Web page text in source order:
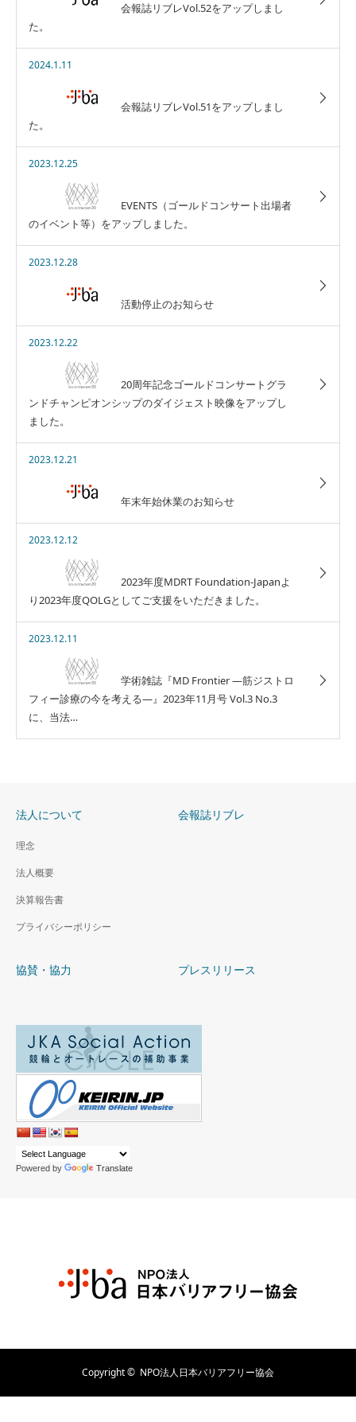
会報誌リブレVol.52をアップしまし
た。
2024.1.11
会報誌リブレVol.51をアップしまし
た。
2023.12.25
EVENTS（ゴールドコンサート出場者
のイベント等）をアップしました。
2023.12.28
活動停止のお知らせ
2023.12.22
20周年記念ゴールドコンサートグラ
ンドチャンピオンシップのダイジェスト映像をアップし
ました。
2023.12.21
年末年始休業のお知らせ
2023.12.12
2023年度MDRT Foundation-Japanよ
り2023年度QOLGとしてご支援をいただきました。
2023.12.11
学術雑誌『MD Frontier ―筋ジストロ
フィー診療の今を考える―』2023年11月号 Vol.3 No.3
に、当法…
法人について
理念
法人概要
決算報告書
プライバシーポリシー
会報誌リブレ
協賛・協力 プレスリリース
Powered by Translate
Copyright © NPO法人日本バリアフリー協会